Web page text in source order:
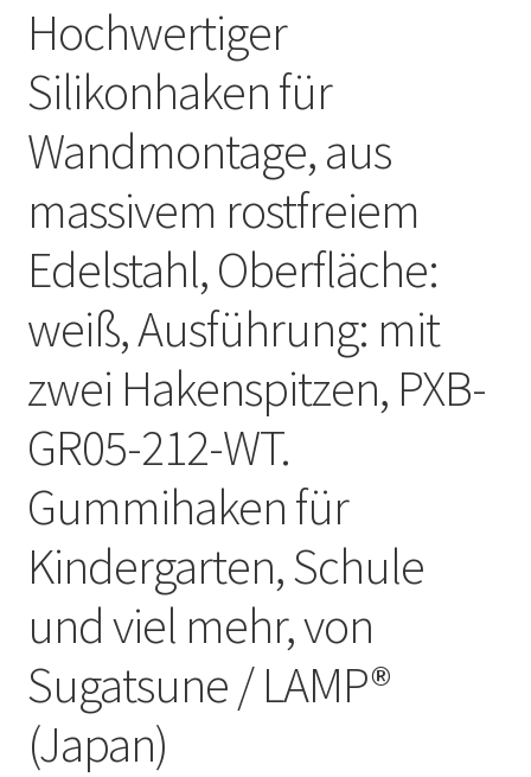
Hochwertiger
Silikonhaken für
Wandmontage, aus
massivem rostfreiem
Edelstahl, Oberfläche:
weiß, Ausführung: mit
zwei Hakenspitzen, PXB-
GR05-212-WT.
Gummihaken für
Kindergarten, Schule
und viel mehr, von
Sugatsune / LAMP®
(Japan)